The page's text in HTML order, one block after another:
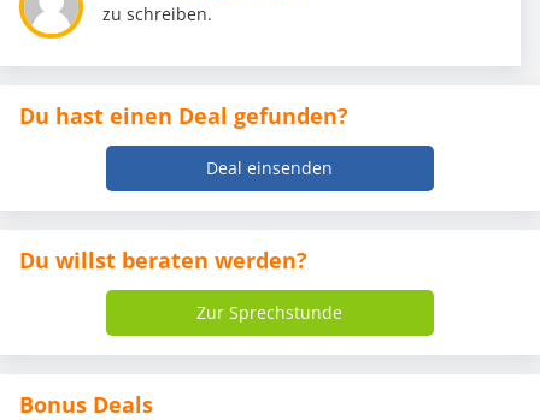
zu schreiben.
Du hast einen Deal gefunden?
Deal einsenden
Du willst beraten werden?
Zur Sprechstunde
Bonus Deals